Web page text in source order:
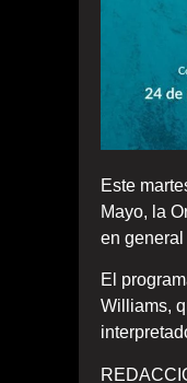
Este
Mayo, la
en
El
Williams,